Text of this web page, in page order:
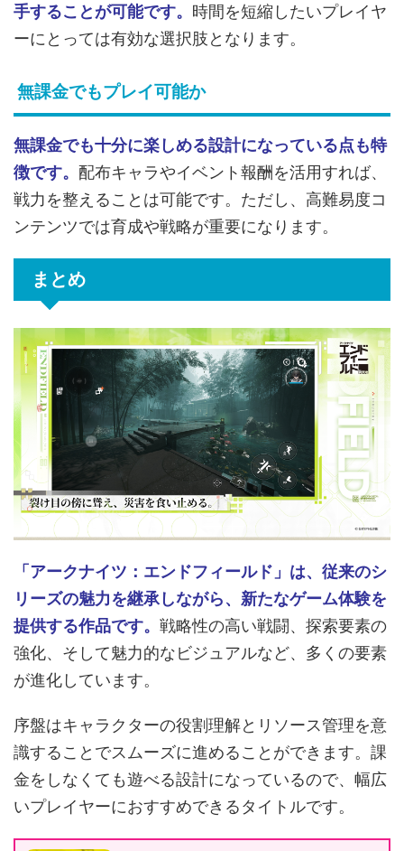
手することが可能です。 時間を短縮したいプレイヤ
ーにとっては有効な選択肢となります。
無課金でもプレイ可能か
無課金でも十分に楽しめる設計になっている点も特
徴です。 配布キャラやイベント報酬を活用すれば、
戦力を整えることは可能です。ただし、高難易度コ
ンテンツでは育成や戦略が重要になります。
まとめ
「アークナイツ：エンドフィールド」は、従来のシ
リーズの魅力を継承しながら、新たなゲーム体験を
提供する作品です。 戦略性の高い戦闘、探索要素の
強化、そして魅力的なビジュアルなど、多くの要素
が進化しています。
序盤はキャラクターの役割理解とリソース管理を意
識することでスムーズに進めることができます。課
金をしなくても遊べる設計になっているので、幅広
いプレイヤーにおすすめできるタイトルです。